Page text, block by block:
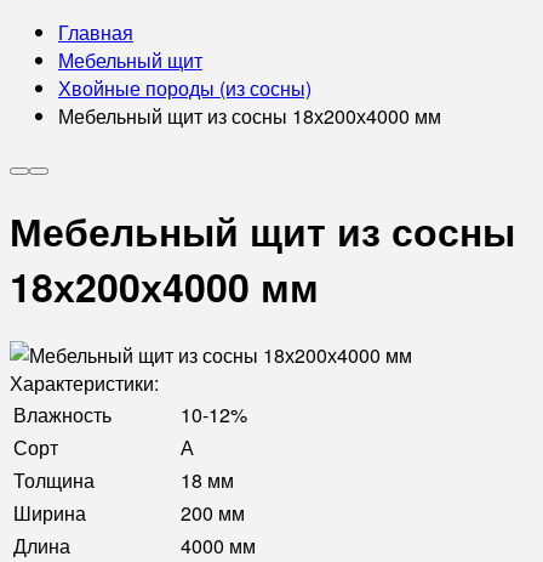
Главная
Мебельный щит
Хвойные породы (из сосны)
Мебельный щит из сосны 18х200х4000 мм
Мебельный щит из сосны
18х200х4000 мм
Характеристики:
Влажность
10-12%
Сорт
А
Толщина
18 мм
Ширина
200 мм
Длина
4000 мм